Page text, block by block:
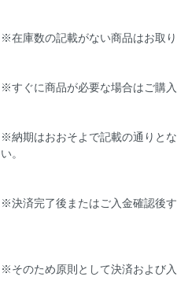
※在庫数の記載がない商品はお取り
※すぐに商品が必要な場合はご購
※納期はおおそよで記載の通りと
い。
※決済完了後またはご入金確認後す
※そのため原則として決済および